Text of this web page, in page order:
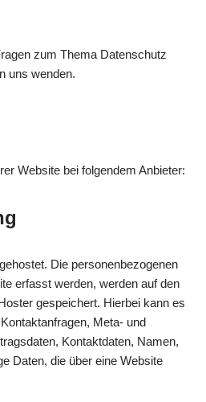
zum Thema Datenschutz
uns wenden.
Website bei folgendem Anbieter:
Die personenbezogenen
erfasst werden, werden auf den
gespeichert. Hierbei kann es
Meta- und
Kontaktdaten, Namen,
Daten, die über eine Website